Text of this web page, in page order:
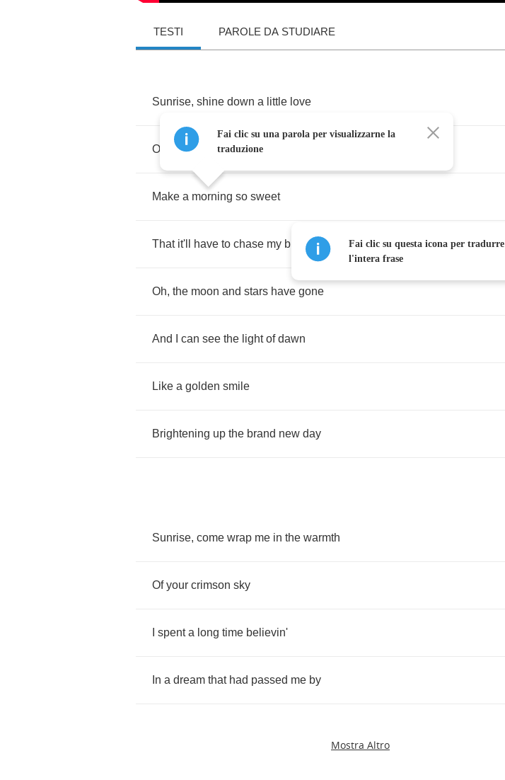
TESTI PAROLE DA STUDIARE
Sunrise, shine down a little love
On the world today
Make a morning so sweet
That it'll have to chase my blues away
Oh, the moon and stars have gone
And can see the light of dawn
Like a golden smile
Brightening up the brand new day
Sunrise, come wrap me in the warmth
Of your crimson sky
spent a long time believin'
In a dream that had passed me by
Mostra Altro
Fai clic su una parola per visualizzarne la
traduzione
Fai clic su questa icona per tradurre
l'intera frase